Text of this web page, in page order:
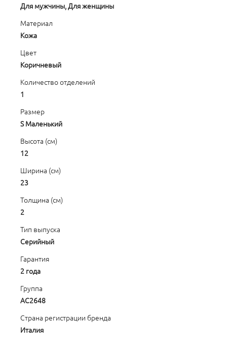
Для мужчины, Для женщины
Материал
Кожа
Цвет
Коричневый
Количество отделений
1
Размер
S Маленький
Высота (см)
12
Ширина (см)
23
Толщина (см)
2
Тип выпуска
Серийный
Гарантия
2 года
Группа
AC2648
Страна регистрации бренда
Италия